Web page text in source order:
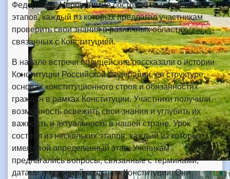
Федерации. Мероприятие состояло из нескольких
этапов, каждый из которых предлагал участникам
проверить свои знания в различных областях,
связанных с Конституцией.
В начале встречи полицейские рассказали о истории
Конституции Российской Федерации, ее структуре,
основах конституционного строя и обязанностях
граждан в рамках Конституции. Участники получили
возможность освежить свои знания и углубить их
важность и актуальность в нашей стране. Урок
состоял из нескольких этапов, каждый из которых
имел свой определенный этап. Ученикам
предлагались вопросы, связанные с терминами,
датами и историей создания Конституции. Они